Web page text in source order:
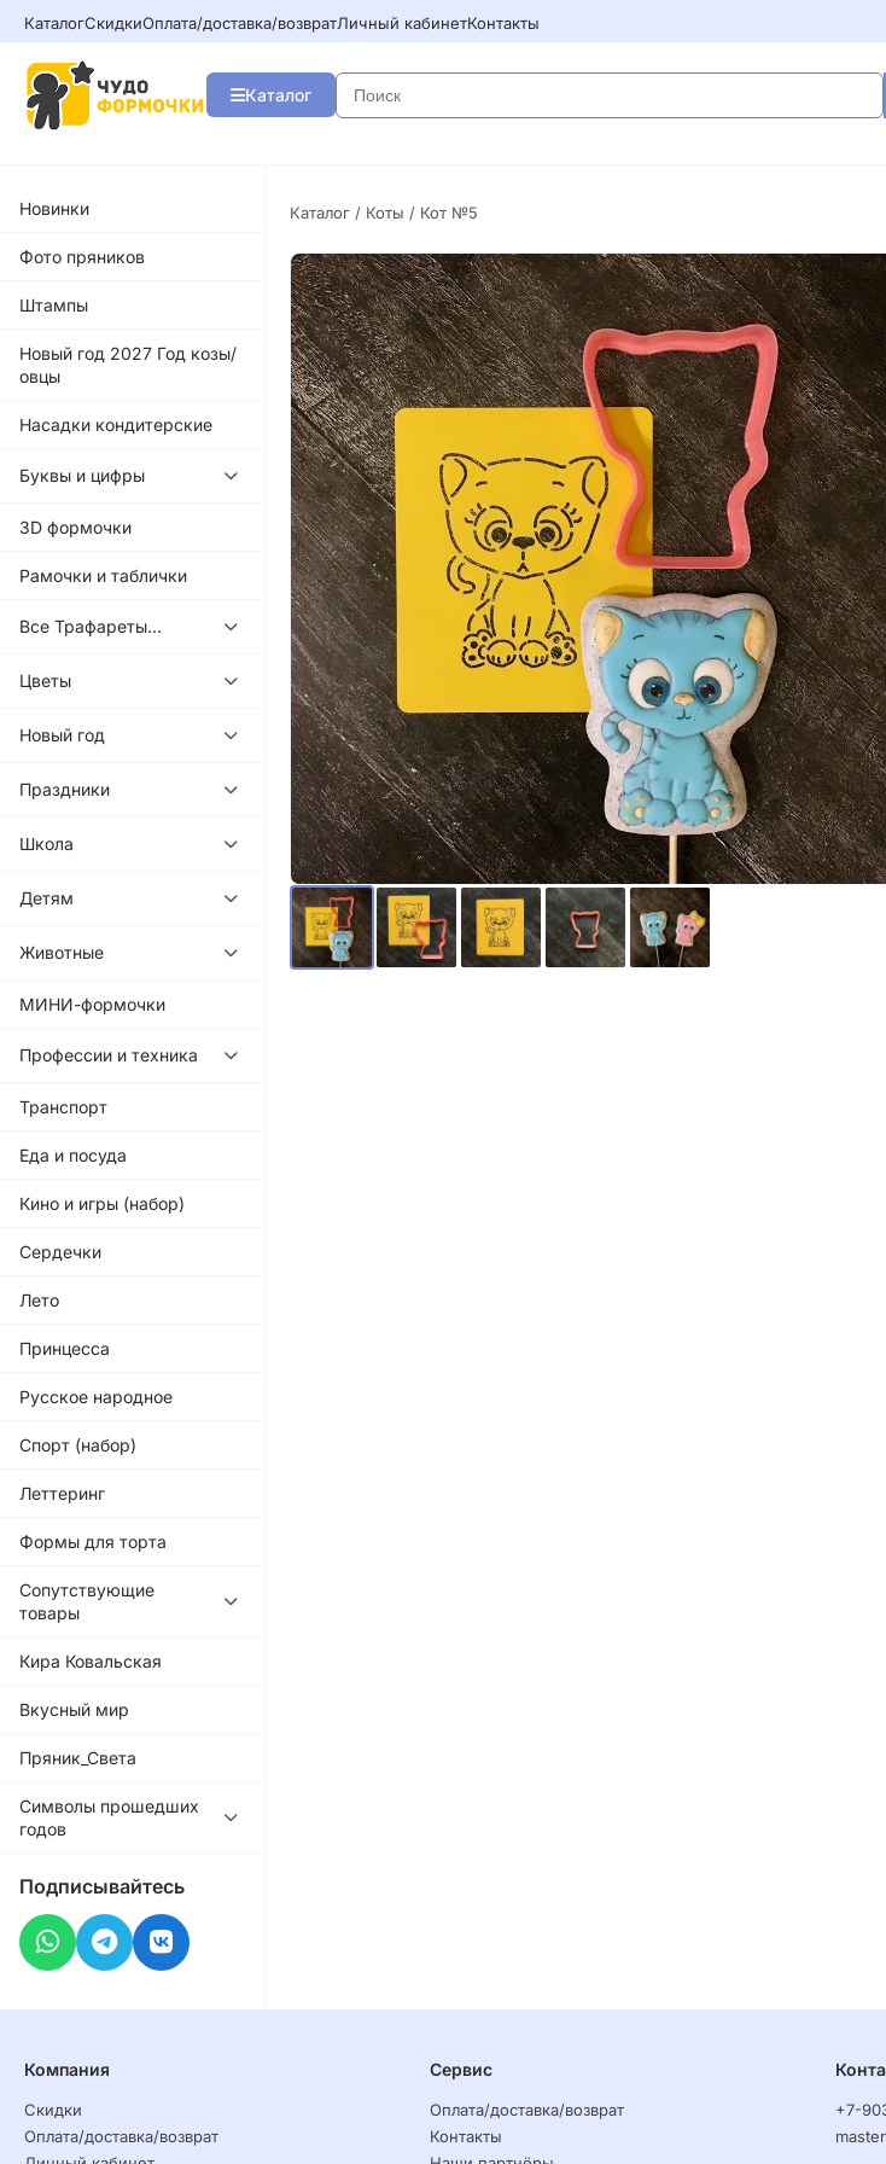
КаталогСкидкиОплата/доставка/возвратЛичный кабинетКонтакты
Каталог
Новинки
Фото пряников
Штампы
Новый год 2027 Год козы/
овцы
Насадки кондитерские
Буквы и цифры
3D формочки
Рамочки и таблички
Все Трафареты...
Цветы
Новый год
Праздники
Школа
Детям
Животные
МИНИ-формочки
Профессии и техника
Транспорт
Еда и посуда
Кино и игры (набор)
Сердечки
Лето
Принцесса
Русское народное
Спорт (набор)
Леттеринг
Формы для торта
Сопутствующие
товары
Кира Ковальская
Вкусный мир
Пряник_Света
Символы прошедших
годов
Подписывайтесь
Каталог / Коты / Кот №5
Компания
Скидки
Оплата/доставка/возврат
Сервис
Оплата/доставка/возврат
Контакты
+7-